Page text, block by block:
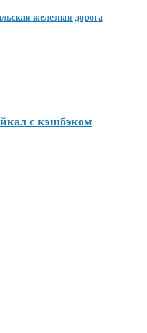
железная дорога
с кэшбэком